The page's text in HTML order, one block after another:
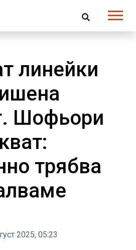
линейки
Шофьори
трябва
2025, 05:23